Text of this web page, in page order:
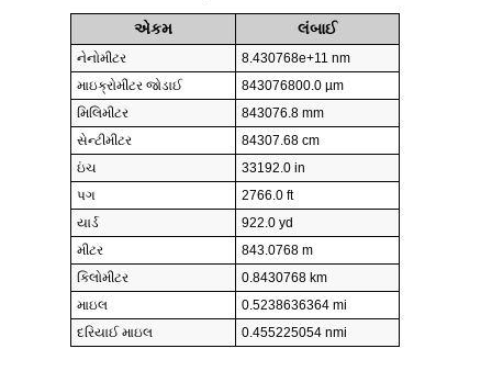
એકમ લંબાઈ
નેનોમીટર
8.430768e+11 nm
માઇક્રોમીટર જોડાઈ
843076800.0 µm
મિલિમીટર
843076.8 mm
સેન્ટીમીટર
84307.68 cm
ઇંચ
33192.0 in
પગ
2766.0 ft
યાર્ડ
922.0 yd
મીટર
843.0768 m
કિલોમીટર
0.8430768 km
માઇલ
0.5238636364 mi
દરિયાઈ માઇલ
0.455225054 nmi